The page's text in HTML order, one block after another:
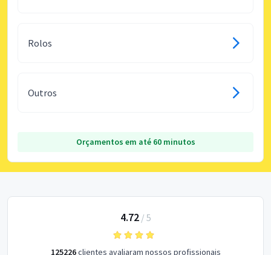
Rolos
Outros
Orçamentos em até 60 minutos
4.72/ 5
125226clientes avaliaram nossos profissionais